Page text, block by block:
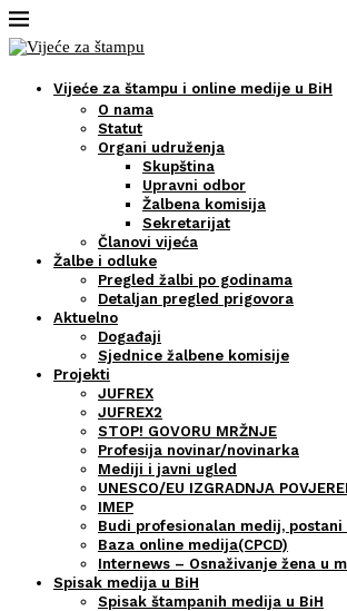
Vijeće za štampu i online medije u BiH
O nama
Statut
Organi udruženja
Skupština
Upravni odbor
Žalbena komisija
Sekretarijat
Članovi vijeća
Žalbe i odluke
Pregled žalbi po godinama
Detaljan pregled prigovora
Aktuelno
Događaji
Sjednice žalbene komisije
Projekti
JUFREX
JUFREX2
STOP! GOVORU MRŽNJE
Profesija novinar/novinarka
Mediji i javni ugled
UNESCO/EU IZGRADNJA
IMEP
Budi profesionalan medij,
Baza online medija(CPCD)
Internews – Osnaživanje žena u
Spisak medija u BiH
Spisak štampanih medija u BiH